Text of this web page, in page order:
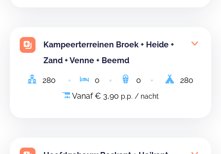
Kampeerterreinen Broek + Heide +
Zand + Venne + Beemd
280 0 0
280
Vanaf € 3,90 p.p. / nacht